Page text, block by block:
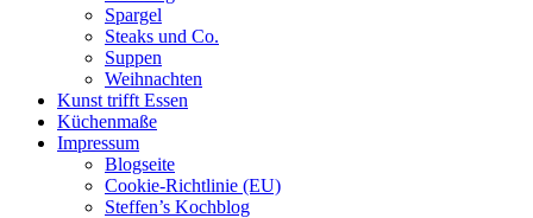
Spargel
Steaks und Co.
Suppen
Weihnachten
Kunst trifft Essen
Küchenmaße
Impressum
Blogseite
Cookie-Richtlinie (EU)
Steffen’s Kochblog